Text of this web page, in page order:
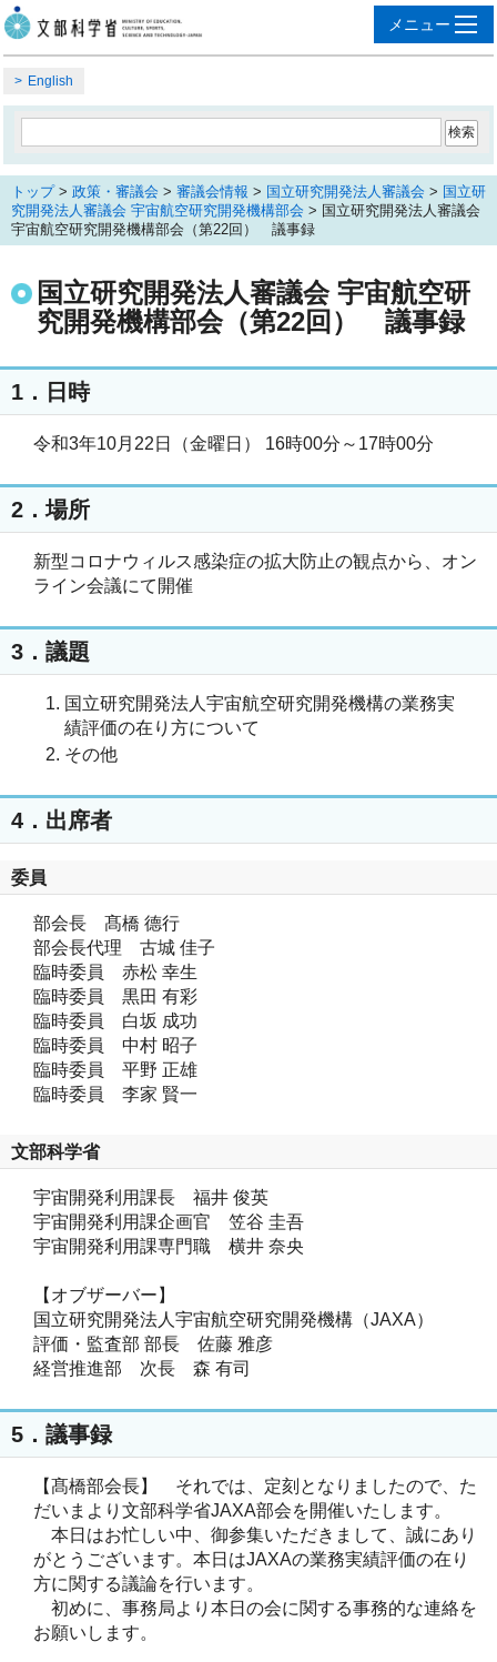
English
トップ> 政策・審議会 > 審議会情報 > 国立研究開発法人審議会 > 国立研
究開発法人審議会 宇宙航空研究開発機構部会 > 国立研究開発法人審議会
宇宙航空研究開発機構部会（第22回） 議事録
国立研究開発法人審議会 宇宙航空研
究開発機構部会（第22回） 議事録
1．日時
令和3年10月22日（金曜日） 16時00分～17時00分
2．場所
新型コロナウィルス感染症の拡大防止の観点から、オン
ライン会議にて開催
3．議題
国立研究開発法人宇宙航空研究開発機構の業務実
績評価の在り方について
その他
4．出席者
委員
部会長 髙橋 德行
部会長代理 古城 佳子
臨時委員 赤松 幸生
臨時委員 黒田 有彩
臨時委員 白坂 成功
臨時委員 中村 昭子
臨時委員 平野 正雄
臨時委員 李家 賢一
文部科学省
宇宙開発利用課長 福井 俊英
宇宙開発利用課企画官 笠谷 圭吾
宇宙開発利用課専門職 横井 奈央
【オブザーバー】
国立研究開発法人宇宙航空研究開発機構（JAXA）
評価・監査部 部長 佐藤 雅彦
経営推進部 次長 森 有司
5．議事録
【髙橋部会長】 それでは、定刻となりましたので、た
だいまより文部科学省JAXA部会を開催いたします。
本日はお忙しい中、御参集いただきまして、誠にあり
がとうございます。本日はJAXAの業務実績評価の在り
方に関する議論を行います。
初めに、事務局より本日の会に関する事務的な連絡を
お願いします。